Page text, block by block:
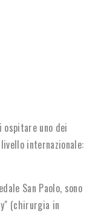
ospitare uno dei
internazionale:
San Paolo, sono
(chirurgia in